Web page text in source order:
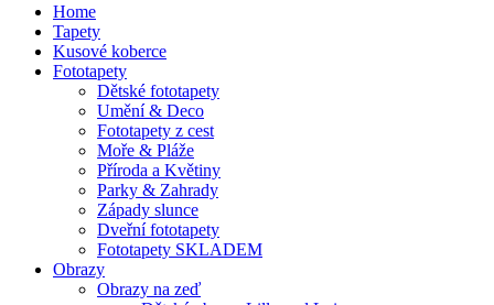
Home
Tapety
Kusové koberce
Fototapety
Dětské fototapety
Umění & Deco
Fototapety z cest
Moře & Pláže
Příroda a Květiny
Parky & Zahrady
Západy slunce
Dveřní fototapety
Fototapety SKLADEM
Obrazy
Obrazy na zeď